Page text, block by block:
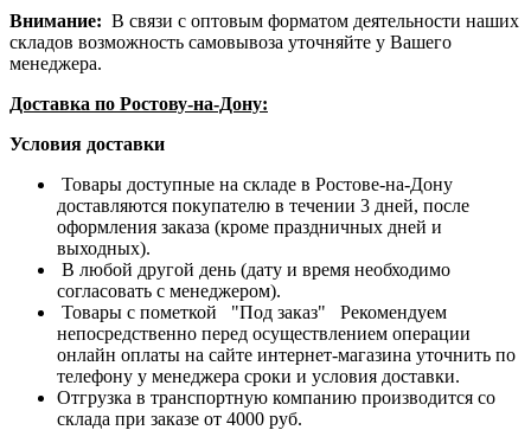
Внимание: В связи с оптовым форматом деятельности наших
складов возможность самовывоза уточняйте у Вашего
менеджера.
Доставка по Ростову-на-Дону:
Условия доставки
Товары доступные на складе в Ростове-на-Дону
доставляются покупателю в течении 3 дней, после
оформления заказа (кроме праздничных дней и
выходных).
В любой другой день (дату и время необходимо
согласовать с менеджером).
Товары с пометкой "Под заказ" Рекомендуем
непосредственно перед осуществлением операции
онлайн оплаты на сайте интернет-магазина уточнить по
телефону у менеджера сроки и условия доставки.
Отгрузка в транспортную компанию производится со
склада при заказе от 4000 руб.